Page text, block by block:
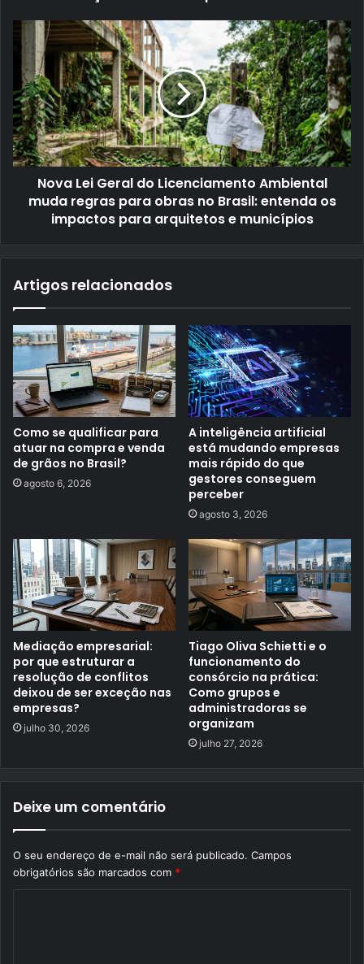
Nova Lei Geral do Licenciamento Ambiental
muda regras para obras no Brasil: entenda os
impactos para arquitetos e municípios
Artigos relacionados
Como se qualificar para
atuar na compra e venda
de grãos no Brasil?
agosto 6, 2026
A inteligência artificial
está mudando empresas
mais rápido do que
gestores conseguem
perceber
agosto 3, 2026
Mediação empresarial:
por que estruturar a
resolução de conflitos
deixou de ser exceção nas
empresas?
julho 30, 2026
Tiago Oliva Schietti e o
funcionamento do
consórcio na prática:
Como grupos e
administradoras se
organizam
julho 27, 2026
Deixe um comentário
O seu endereço de e-mail não será publicado. Campos
obrigatórios são marcados com *